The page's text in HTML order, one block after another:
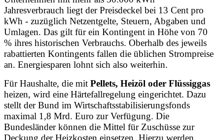
Jahresverbrauch liegt der Preisdeckel bei 13 Cent pro
kWh - zuzüglich Netzentgelte, Steuern, Abgaben und
Umlagen. Das gilt für ein Kontingent in Höhe von 70
% ihres historischen Verbrauchs. Oberhalb des jeweils
rabattierten Kontingents fallen die üblichen Strompreise
an. Energiesparen lohnt sich also weiterhin.
Für Haushalte, die mit Pellets, Heizöl oder Flüssiggas
heizen, wird eine Härtefallregelung eingerichtet. Dazu
stellt der Bund im Wirtschaftsstabilisierungsfonds
maximal 1,8 Mrd. Euro zur Verfügung. Die
Bundesländer können die Mittel für Zuschüsse zur